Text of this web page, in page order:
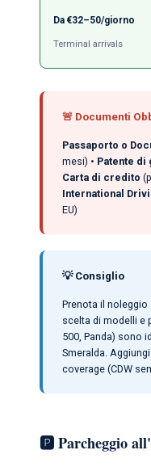
Da €32–50/giorno
Terminal arrivals
🚨 Documenti
Passaporto o
mesi) • Patente di
Carta di credito
International
EU)
💡 Consiglio
Prenota il noleggio
scelta di modelli e
500, Panda) sono
Smeralda.
coverage (CDW
🅿️ Parcheggio